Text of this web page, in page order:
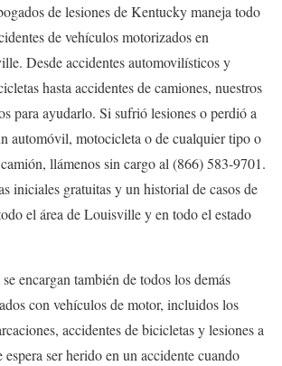
de lesiones de Kentucky maneja todo
de vehículos motorizados en
Desde accidentes automovilísticos y
hasta accidentes de camiones, nuestros
para ayudarlo. Si sufrió lesiones o perdió a
automóvil, motocicleta o de cualquier tipo o
llámenos sin cargo al (866) 583-9701.
iniciales gratuitas y un historial de casos de
el área de Louisville y en todo el estado
encargan también de todos los demás
con vehículos de motor, incluidos los
accidentes de bicicletas y lesiones a
ser herido en un accidente cuando